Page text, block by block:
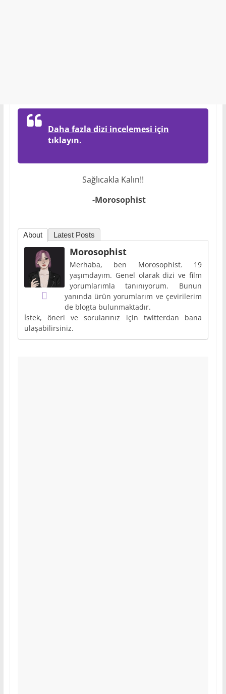
Daha fazla dizi incelemesi için
tıklayın.
Sağlıcakla Kalın!!
-Morosophist
About Latest Posts
Morosophist
Merhaba, ben Morosophist. 19
yaşımdayım. Genel olarak dizi ve film
yorumlarımla tanınıyorum. Bunun
yanında ürün yorumlarım ve çevirilerim
de blogta bulunmaktadır.
İstek, öneri ve sorularınız için twitterdan bana
ulaşabilirsiniz.